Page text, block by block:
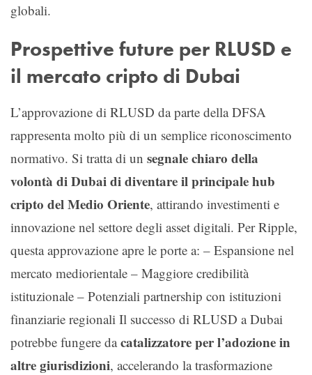
globali.
Prospettive future per RLUSD e
il mercato cripto di Dubai
L’approvazione di RLUSD da parte della DFSA
rappresenta molto più di un semplice riconoscimento
normativo. Si tratta di un segnale chiaro della
volontà di Dubai di diventare il principale hub
cripto del Medio Oriente, attirando investimenti e
innovazione nel settore degli asset digitali. Per Ripple,
questa approvazione apre le porte a: – Espansione nel
mercato mediorientale – Maggiore credibilità
istituzionale – Potenziali partnership con istituzioni
finanziarie regionali Il successo di RLUSD a Dubai
potrebbe fungere dacatalizzatore per l’adozione in
altre giurisdizioni, accelerando la trasformazione